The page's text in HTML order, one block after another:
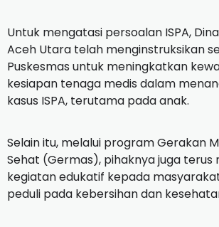
Untuk mengatasi persoalan ISPA,
Aceh Utara telah menginstruksikan
Puskesmas untuk meningkatkan
kesiapan tenaga medis dalam
kasus ISPA, terutama pada anak.
Selain itu, melalui program Gerakan
Sehat (Germas), pihaknya juga
kegiatan edukatif kepada
peduli pada kebersihan dan